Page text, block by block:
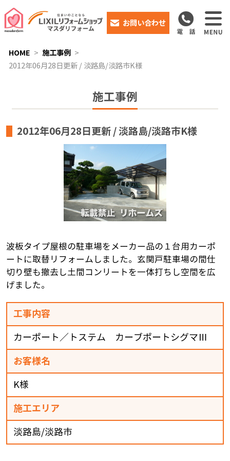
お問い合わせ
HOME
施工事例
2012年06月28日更新 / 淡路島/淡路市K様
施工事例
2012年06月28日更新 / 淡路島/淡路市K様
波板タイプ屋根の駐車場をメーカー品の１台用カーポ
ートに取替リフォームしました。玄関戸駐車場の間仕
切り壁も撤去し土間コンリートを一体打ちし空間を広
げました。
工事内容
カーポート／トステム カーブポートシグマⅢ
お客様名
K様
施工エリア
淡路島/淡路市